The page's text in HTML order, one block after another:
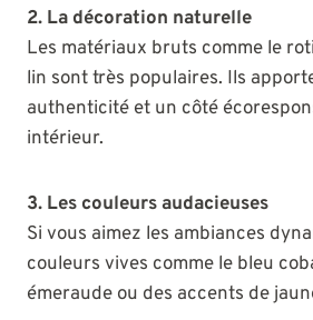
2. La décoration naturelle
Les matériaux bruts comme le
lin sont très populaires. Ils
authenticité et un côté
intérieur.
3. Les couleurs audacieuses
Si vous aimez les ambiances
couleurs vives comme le bleu
émeraude ou des accents de